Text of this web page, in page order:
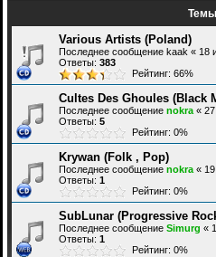
Темы
Various Artists (Poland)
Последнее сообщение kaak « 18
Ответы: 383
Рейтинг: 66%
Cultes Des Ghoules (Black
Последнее сообщение nokra «
Ответы: 5
Рейтинг: 0%
Krywan (Folk , Pop)
Последнее сообщение nokra «
Ответы: 1
Рейтинг: 0%
SubLunar (Progressive
Последнее сообщение Simurg «
Ответы: 1
Рейтинг: 0%